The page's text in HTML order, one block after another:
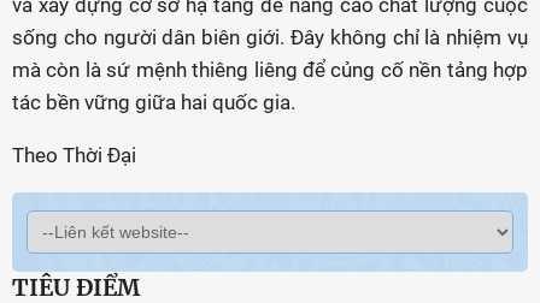
và xây dựng cơ sở hạ tầng để nâng cao chất lượng cuộc
sống cho người dân biên giới. Đây không chỉ là nhiệm vụ
mà còn là sứ mệnh thiêng liêng để củng cố nền tảng hợp
tác bền vững giữa hai quốc gia.
Theo Thời Đại
TIÊU ĐIỂM